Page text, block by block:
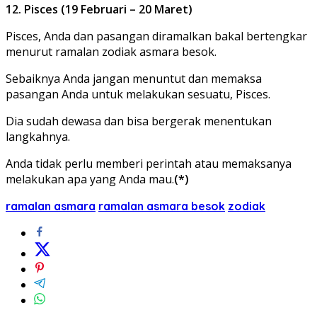
12. Pisces (19 Februari – 20 Maret)
Pisces, Anda dan pasangan diramalkan bakal bertengkar
menurut ramalan zodiak asmara besok.
Sebaiknya Anda jangan menuntut dan memaksa
pasangan Anda untuk melakukan sesuatu, Pisces.
Dia sudah dewasa dan bisa bergerak menentukan
langkahnya.
Anda tidak perlu memberi perintah atau memaksanya
melakukan apa yang Anda mau.(*)
ramalan asmara ramalan asmara besok zodiak